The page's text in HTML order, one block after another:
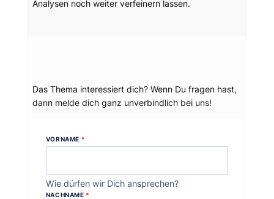
Analysen noch weiter verfeinern lassen.
Das Thema interessiert dich? Wenn Du fragen hast,
dann melde dich ganz unverbindlich bei uns!
VORNAME *
Wie dürfen wir Dich ansprechen?
NACHNAME *